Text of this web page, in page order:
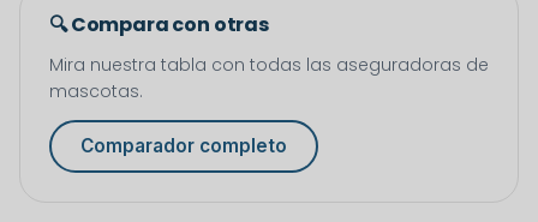
🔍 Compara con otras
Mira nuestra tabla con todas las aseguradoras de
mascotas.
Comparador completo